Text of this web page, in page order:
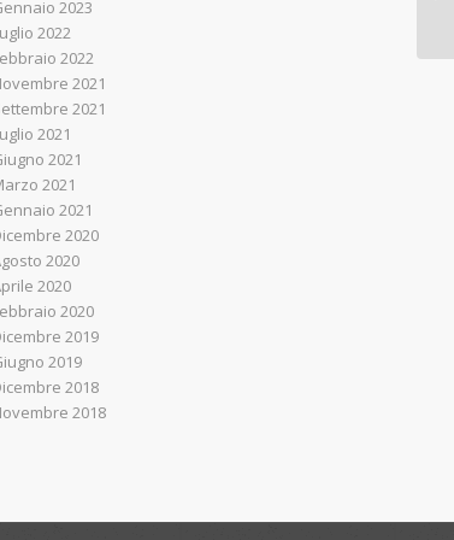
2023
2022
2022
2021
2021
2021
2021
2021
2021
2020
2020
2020
2020
2019
2019
2018
2018